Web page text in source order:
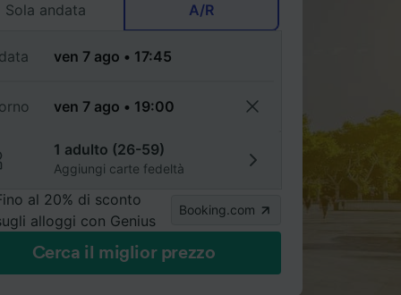
Sola andata
A/R
1 adulto (26-59)
Aggiungi carte fedeltà
al 20% di sconto
alloggi con Genius
Booking.com
Cerca il miglior prezzo